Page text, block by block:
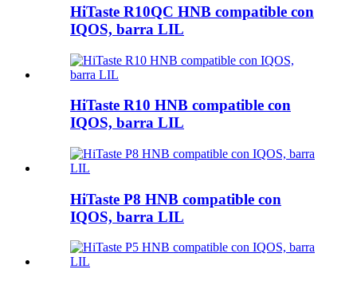
HiTaste R10QC HNB compatible con
IQOS, barra LIL
HiTaste R10 HNB compatible con
IQOS, barra LIL
HiTaste P8 HNB compatible con
IQOS, barra LIL